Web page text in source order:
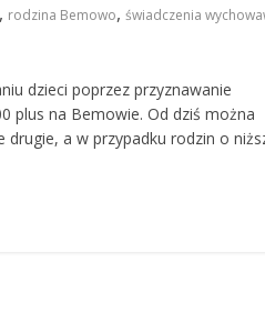
, rodzina Bemowo, świadczenia
dzieci poprzez przyznawanie
plus na Bemowie. Od dziś można
a w przypadku rodzin o